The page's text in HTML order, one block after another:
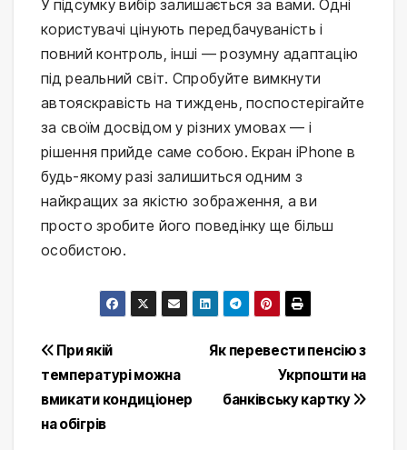
У підсумку вибір залишається за вами. Одні
користувачі цінують передбачуваність і
повний контроль, інші — розумну адаптацію
під реальний світ. Спробуйте вимкнути
автояскравість на тиждень, поспостерігайте
за своїм досвідом у різних умовах — і
рішення прийде саме собою. Екран iPhone в
будь-якому разі залишиться одним з
найкращих за якістю зображення, а ви
просто зробите його поведінку ще більш
особистою.
Post
navigation
Як перевести пенсію з
Укрпошти на
банківську картку
При якій
температурі можна
вмикати кондиціонер
на обігрів